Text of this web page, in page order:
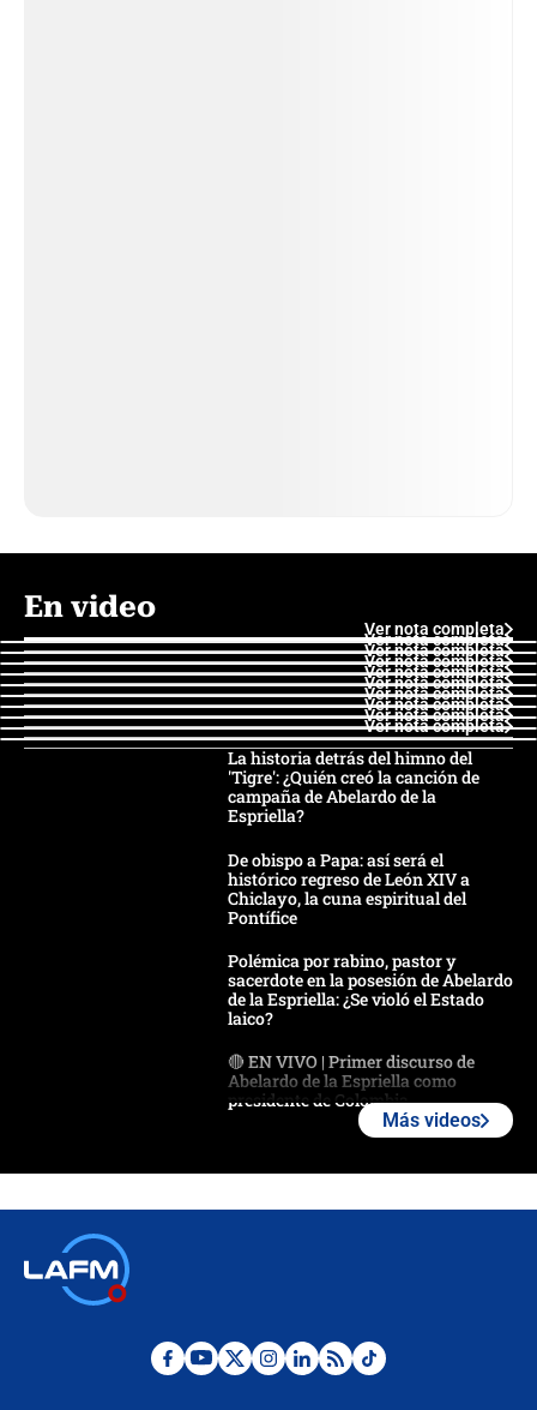
En video
Ver nota completa
Ver nota completa
Ver nota completa
Ver nota completa
Ver nota completa
Ver nota completa
Ver nota completa
Ver nota completa
Ver nota completa
Ver nota completa
La historia detrás del himno del
'Tigre': ¿Quién creó la canción de
campaña de Abelardo de la
Espriella?
De obispo a Papa: así será el
histórico regreso de León XIV a
Chiclayo, la cuna espiritual del
Pontífice
Polémica por rabino, pastor y
sacerdote en la posesión de Abelardo
de la Espriella: ¿Se violó el Estado
laico?
🔴 EN VIVO | Primer discurso de
Abelardo de la Espriella como
presidente de Colombia
Desde dermatitis hasta infecciones:
Más videos